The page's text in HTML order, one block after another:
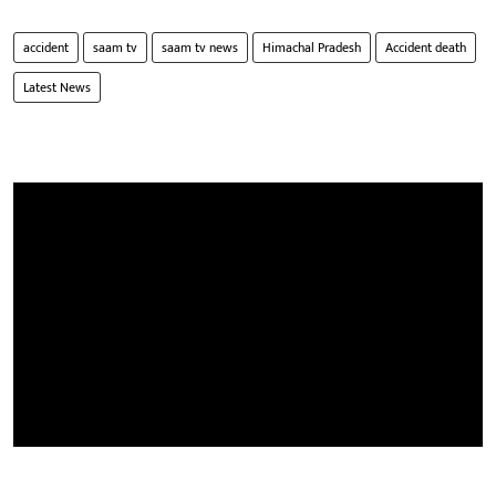
accident saam tv saam tv news Himachal Pradesh
Accident death
Latest News